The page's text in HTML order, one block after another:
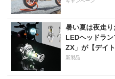
暑い夏は夜走
LEDヘッドラ
ZX」が【デイ
新製品